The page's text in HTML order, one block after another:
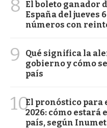
8
El boleto ganador
España del jueves
números con
9
Qué significa la
gobierno y cómo
país
10El pronóstico para
2026: cómo estará
país, según Inumet